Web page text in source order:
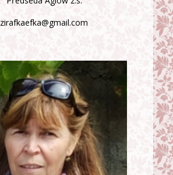
zirafkaefka@gmail.com